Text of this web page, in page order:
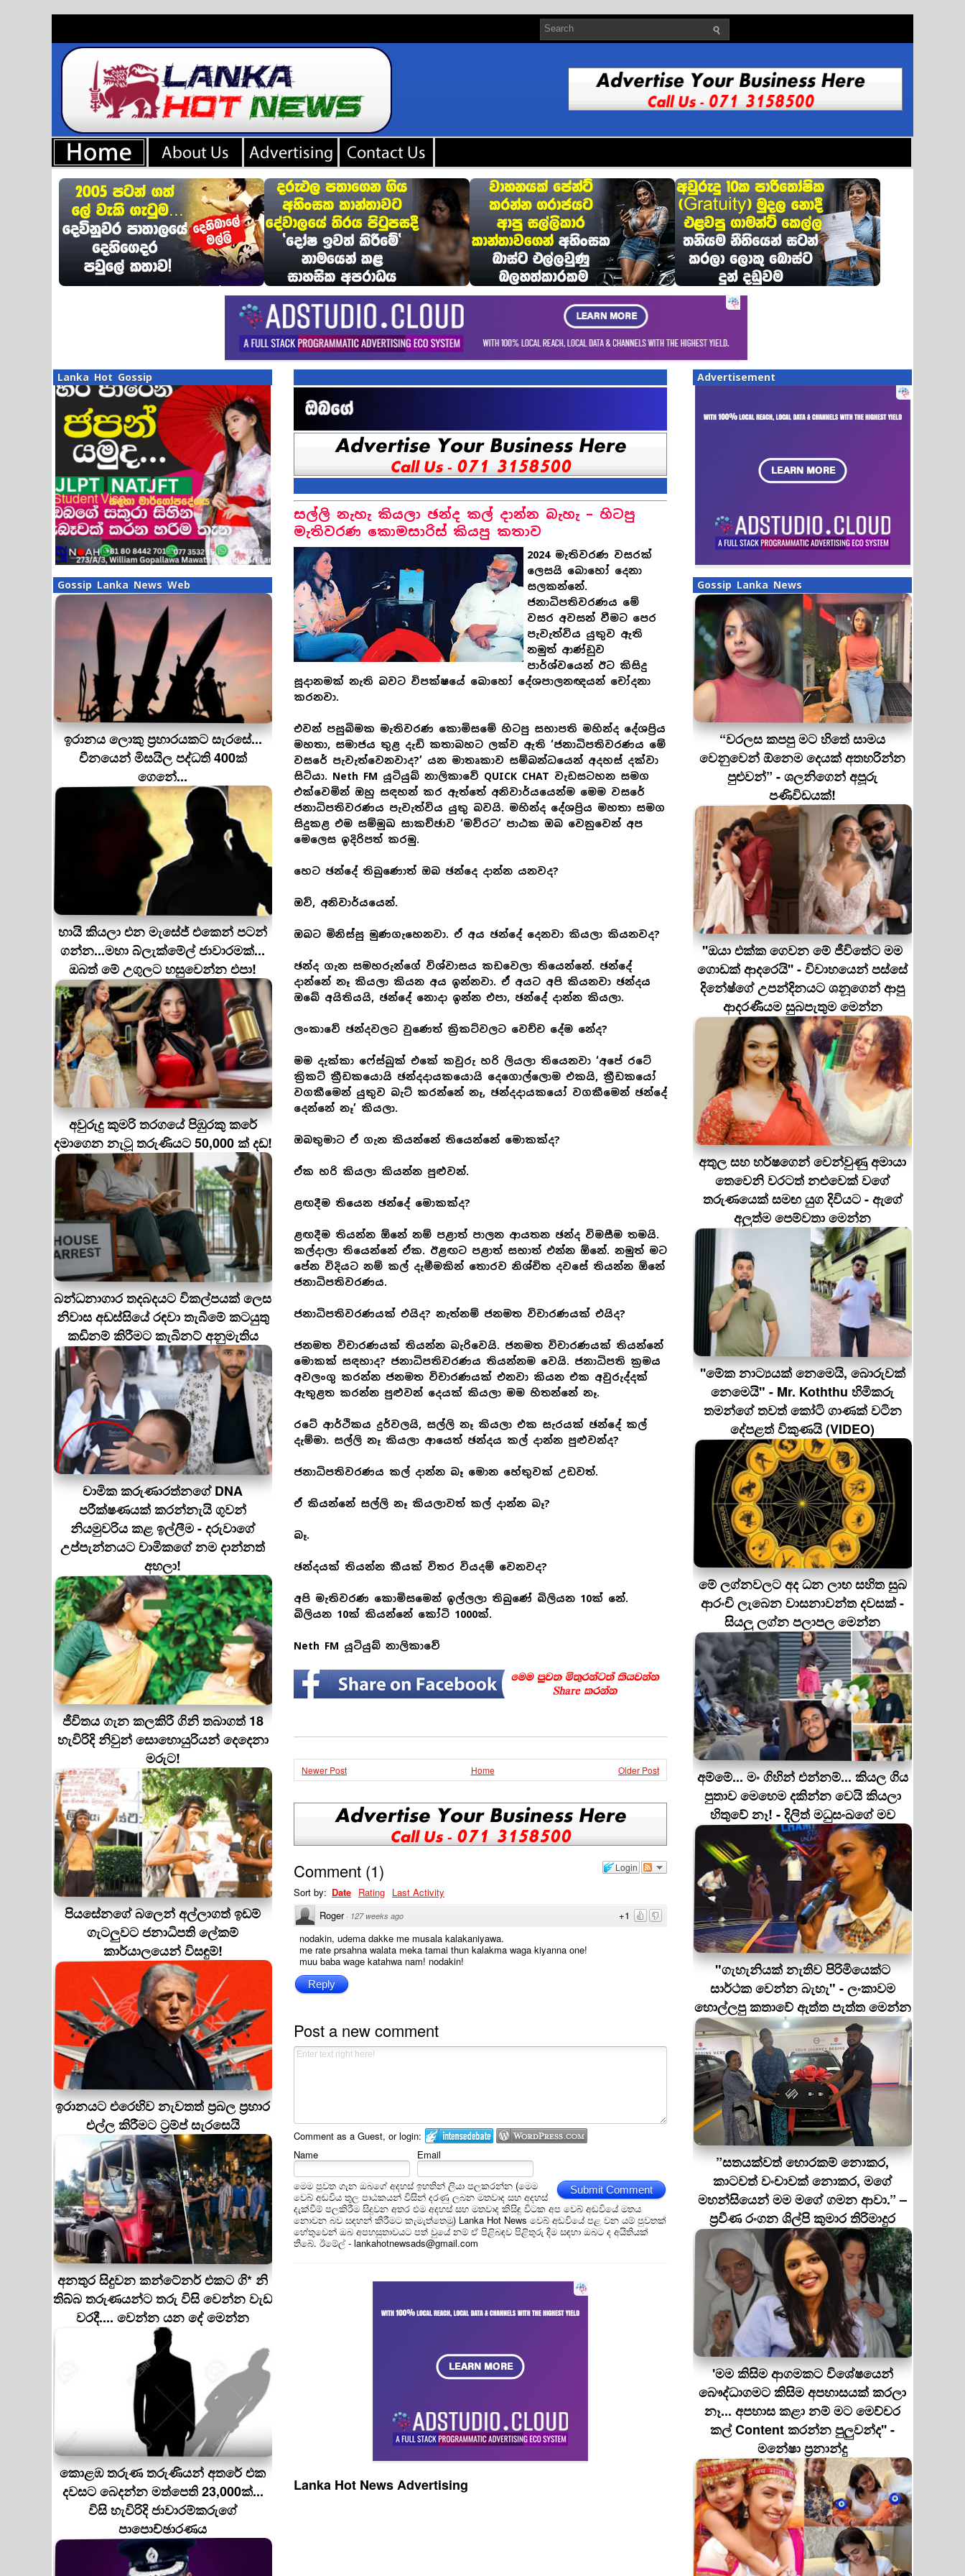
Lanka Hot Gossip
Gossip Lanka News Web
ඉරානය ලොකු ප‍්‍රහාරයකට සැරසේ...
චීනයෙන් මිසයිල පද්ධති 400ක්
ගෙනේ...
හායි කියලා එන මැසේජ් එකෙන් පටන්
ගන්න...මහා බ්ලැක්මේල් ජාවාරමක්...
ඔබත් මේ උගුලට හසුවෙන්න එපා!
අවුරුදු කුමරි තරගයේ පිඹුරකු කරේ
දමාගෙන නැටූ තරුණියට 50,000 ක් දඩ!
බන්ධනාගාර තදබදයට විකල්පයක් ලෙස
නිවාස අඩස්සියේ රඳවා තැබීමේ කටයුතු
කඩිනම් කිරීමට කැබිනට් අනුමැතිය
චාමික කරුණාරත්නගේ DNA
පරීක්ෂණයක් කරන්නැයි ගුවන්
නියමුවරිය කළ ඉල්ලීම - දරුවාගේ
උප්පැන්නයට චාමිකගේ නම දාන්නත්
අහලා!
ජීවිතය ගැන කලකිරී ගිනි තබාගත් 18
හැවිරිදි නිවුන් සොහොයුරියන් දෙදෙනා
මරුට!
පියසේනගේ බලෙන් අල්ලාගත් ඉඩම්
ගැටලුවට ජනාධිපති ලේකම්
කාර්යාලයෙන් විසඳුම්!
ඉරානයට එරෙහිව නැවතත් ප්‍රබල ප්‍රහාර
එල්ල කිරීමට ට්‍රම්ප් සැරසෙයි
අනතුර සිදුවන කන්ටේනර් එකට ගි* නි
තිබ්බ තරුණයන්ට තරු විසි වෙන්න වැඩ
වරදී.... වෙන්න යන දේ මෙන්න
කොළඹ තරුණ තරුණියන් අතරේ එක
දවසට බෙදන්න මත්පෙති 23,000ක්...
විසි හැවිරිදි ජාවාරම්කරුගේ
පාපොච්ඡාරණය
සල්ලි නැහැ කියලා ඡන්ද කල් දාන්න බැහැ – හිටපු
මැතිවරණ කොමසාරිස් කියපු කතාව
2024 මැතිවරණ වසරක්
ලෙසයි බොහෝ දෙනා
සලකන්නේ.
ජනාධිපතිවරණය මේ
වසර අවසන් වීමට පෙර
පැවැත්විය යුතුව ඇති
නමුත් ආණ්ඩුව
පාර්ශ්වයෙන් ඊට කිසිදු
සූදානමක් නැති බවට විපක්ෂයේ බොහෝ දේශපාලනඥයන් චෝදනා
කරනවා.
එවන් පසුබිමක මැතිවරණ කොමිසමේ හිටපු සභාපති මහින්ද දේශප්‍රිය
මහතා, සමාජය තුළ දැඩි කතාබහට ලක්ව ඇති ‘ජනාධිපතිවරණය මේ
වසරේ පැවැත්වෙනවාද?’ යන මාතෘකාව සම්බන්ධයෙන් අදහස් දක්වා
සිටියා. Neth FM යූටියුබ් නාලිකාවේ QUICK CHAT වැඩසටහන සමග
එක්වෙමින් ඔහු සඳහන් කර ඇත්තේ අනිවාර්යයෙන්ම මෙම වසරේ
ජනාධිපතිවරණය පැවැත්විය යුතු බවයි. මහින්ද දේශප්‍රිය මහතා සමග
සිදුකළ එම සම්මුඛ සාකච්ඡාව ‘මව්රට’ පාඨක ඔබ වෙනුවෙන් අප
මෙලෙස ඉදිරිපත් කරමු.
හෙට ඡන්දේ තිබුණොත් ඔබ ඡන්දෙ දාන්න යනවද?
ඔව්, අනිවාර්යයෙන්.
ඔබට මිනිස්සු මුණගැහෙනවා. ඒ අය ඡන්දේ දෙනවා කියලා කියනවද?
ඡන්ද ගැන සමහරුන්ගේ විශ්වාසය කඩවෙලා තියෙන්නේ. ඡන්දේ
දාන්නේ නෑ කියලා කියන අය ඉන්නවා. ඒ අයට අපි කියනවා ඡන්දය
ඔබේ අයිතියයි, ඡන්දේ නොදා ඉන්න එපා, ඡන්දේ දාන්න කියලා.
ලංකාවේ ඡන්දවලට වුණෙත් ක්‍රිකට්වලට වෙච්ච දේම නේද?
මම දැක්කා ෆේස්බුක් එකේ කවුරු හරි ලියලා තියෙනවා ‘අපේ රටේ
ක්‍රිකට් ක්‍රීඩකයොයි ඡන්දදායකයොයි දෙගොල්ලොම එකයි, ක්‍රීඩකයෝ
වගකීමෙන් යුතුව බැට් කරන්නේ නෑ, ඡන්දදායකයෝ වගකීමෙන් ඡන්දේ
දෙන්නේ නෑ’ කියලා.
ඔබතුමාට ඒ ගැන කියන්නේ තියෙන්නේ මොකක්ද?
ඒක හරි කියලා කියන්න පුළුවන්.
ළඟදීම තියෙන ඡන්දේ මොකක්ද?
ළඟදීම තියන්න ඕනේ නම් පළාත් පාලන ආයතන ඡන්ද විමසීම තමයි.
කල්දාලා තියෙන්නේ ඒක. ඊළඟට පළාත් සභාත් එන්න ඕනේ. නමුත් මට
පේන විදියට නම් කල් දැමීමකින් තොරව නිශ්චිත දවසේ තියන්න ඕනේ
ජනාධිපතිවරණය.
ජනාධිපතිවරණයක් එයිද? නැත්නම් ජනමත විචාරණයක් එයිද?
ජනමත විචාරණයක් තියන්න බැරිවෙයි. ජනමත විචාරණයක් තියන්නේ
මොකක් සඳහාද? ජනාධිපතිවරණය තියන්නම වෙයි. ජනාධිපති ක්‍රමය
අවලංගු කරන්න ජනමත විචාරණයක් එනවා කියන එක අවුරුද්දක්
ඇතුළත කරන්න පුළුවන් දෙයක් කියලා මම හිතන්නේ නෑ.
රටේ ආර්ථිකය දුර්වලයි, සල්ලි නෑ කියලා එක සැරයක් ඡන්දේ කල්
දැම්මා. සල්ලි නෑ කියලා ආයෙත් ඡන්දය කල් දාන්න පුළුවන්ද?
ජනාධිපතිවරණය කල් දාන්න බෑ මොන හේතුවක් උඩවත්.
ඒ කියන්නේ සල්ලි නෑ කියලාවත් කල් දාන්න බෑ?
බෑ.
ඡන්දයක් තියන්න කීයක් විතර වියදම් වෙනවද?
අපි මැතිවරණ කොමිසමෙන් ඉල්ලලා තිබුණේ බිලියන 10ක් නේ.
බිලියන 10ක් කියන්නේ කෝටි 1000ක්.
Neth FM යූටියුබ් නාලිකාවේ
Newer Post Older Post
Home
Login
Comment (1)
Sort by: Date Rating Last Activity
+1
Roger · 127 weeks ago
nodakin, udema dakke me musala kalakaniyawa.
me rate prsahna walata meka tamai thun kalakma waga kiyanna one!
muu baba wage katahwa nam! nodakin!
Reply
Post a new comment
Comment as a Guest, or login:
Name
Email
Submit Comment
මෙම පුවත ගැන ඔබගේ අදහස් ඉහතින් ලියා පලකරන්න (මෙම
වෙබ් අඩවිය තුල පාඨකයන් විසින් දරණු ලබන මතවාද සහ අදහස්
දැක්වීම් පලකිරීම සිදුවන අතර එම අදහස් සහ මතවාද කිසිඳු විටක අප වෙබ් අඩවියේ මතය
නොවන බව සඳහන් කිරීමට කැමැත්තෙමු) Lanka Hot News වෙබ් අඩවියේ පළ වන යම් පුවතක්
හේතුවෙන් ඔබ අපහසුතාවයට පත් වුයේ නම් ඒ පිළිබඳව පිළිතුරු දීම සඳහා ඔබට ද අයිතියක්
තිබේ. ඊමේල් - lankahotnewsads@gmail.com
Lanka Hot News Advertising
Advertisement
Gossip Lanka News
“වරලස කපපු මට හිතේ සාමය
වෙනුවෙන් ඕනෙම දෙයක් අතහරින්න
පුළුවන්” - ශලනිගෙන් අපූරු
පණිවිඩයක්!
''ඔයා එක්ක ගෙවන මේ ජීවිතේට මම
ගොඩක් ආදරෙයි'' - විවාහයෙන් පස්සේ
දිනේෂ්ගේ උපන්දිනයට ශනූගෙන් ආපු
ආදරණීයම සුබපැතුම මෙන්න
අතුල සහ හර්ෂගෙන් වෙන්වුණු අමායා
තෙවෙනි වරටත් නළුවෙක් වගේ
තරුණයෙක් සමඟ යුග දිවියට - ඇගේ
අලුත්ම පෙම්වතා මෙන්න
''මේක නාට්‍යයක් නෙමෙයි, බොරුවක්
නෙමෙයි" - Mr. Koththu හිමිකරු
තමන්ගේ තවත් කෝටි ගාණක් වටින
දේපළත් විකුණයි (VIDEO)
මේ ලග්නවලට අද ධන ලාභ සහිත සුබ
ආරංචි ලැබෙන වාසනාවන්ත දවසක් -
සියලු ලග්න පලාපල මෙන්න
අම්මේ... මං ගිහින් එන්නම්... කියල ගිය
පුතාව මෙහෙම දකින්න වෙයි කියලා
හිතුවේ නෑ! - දිලිත් මධුසංඛගේ මව
"ගැහැනියක් නැතිව පිරිමියෙක්ට
සාර්ථක වෙන්න බැහැ" - ලංකාවම
හොල්ලපු කතාවේ ඇත්ත පැත්ත මෙන්න
”සතයක්වත් හොරකම් නොකර,
කාටවත් වංචාවක් නොකර, මගේ
මහන්සියෙන් මම මගේ ගමන ආවා.” –
ප්‍රවීණ රංගන ශිල්පි කුමාර තිරිමාදුර
'මම කිසිම ආගමකට විශේෂයෙන්
බෞද්ධාගමට කිසිම අපහාසයක් කරලා
නෑ... අපහාස කළා නම් මට මෙච්චර
කල් Content කරන්න පුලුවන්ද'' -
මනේෂා ප්‍රනාන්දු